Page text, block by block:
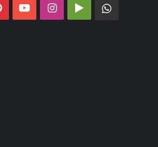
PinterestYouTubeInstagram
Google